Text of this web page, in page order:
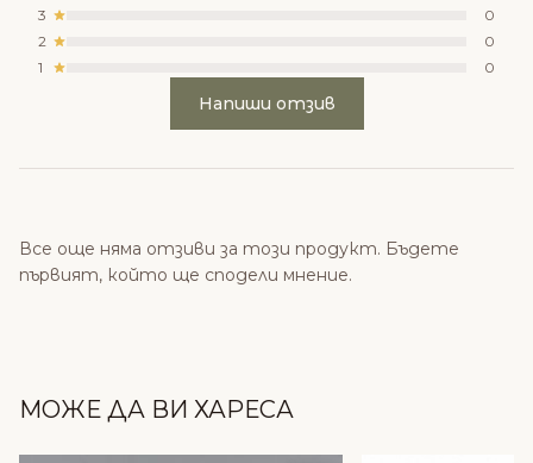
3
0
2
0
1
0
Напиши отзив
Все още няма отзиви за този продукт. Бъдете
първият, който ще сподели мнение.
МОЖЕ ДА ВИ ХАРЕСА